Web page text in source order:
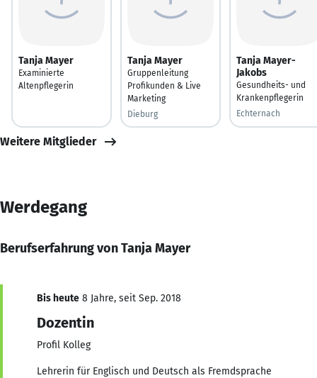
Tanja Mayer
Examinierte
Altenpflegerin
Tanja Mayer
Gruppenleitung
Profikunden & Live
Marketing
Dieburg
Tanja Mayer-
Jakobs
Gesundheits- und
Krankenpflegerin
Echternach
Weitere Mitglieder
Werdegang
Berufserfahrung von Tanja Mayer
Bis heute 8 Jahre, seit Sep. 2018
Dozentin
Profil Kolleg
Lehrerin für Englisch und Deutsch als Fremdsprache